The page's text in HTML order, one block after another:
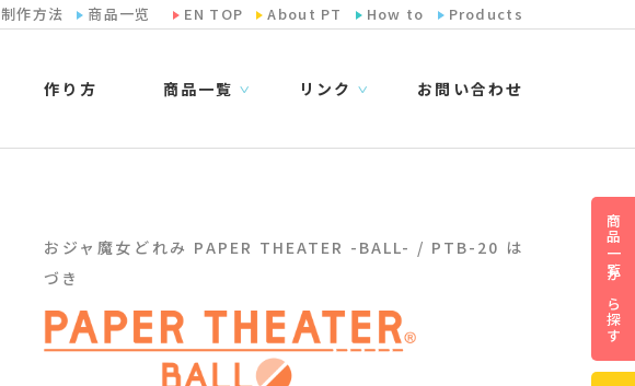
制作方法 商品一览 EN TOP About PT How to Products
作り方 商品一覧 ∨ リンク ∨ お問い合わせ
おジャ魔女どれみ PAPER THEATER -BALL- / PTB-20 は
づき
商品一覧から探す